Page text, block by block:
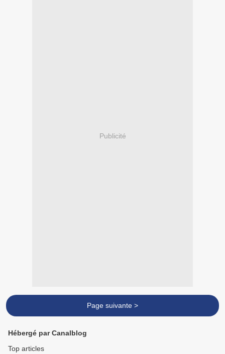
Publicité
Page suivante >
Hébergé par Canalblog
Top articles